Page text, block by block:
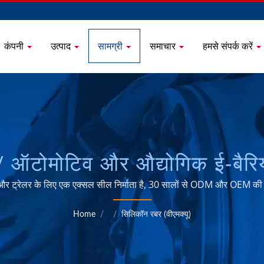
कंपनी उत्पाद सामग्री समाचार हमसे संपर्क करें
और औद्योगिक ई-
सील्स निर्माता
SEALS INDUSTRIAL CO.,
ट्रेलर के लिए एक एक्सल सील निर्माता है, 30 सालों से ODM और OEM की
Home / / सिलिकॉन रबर (वीएमक्यू)